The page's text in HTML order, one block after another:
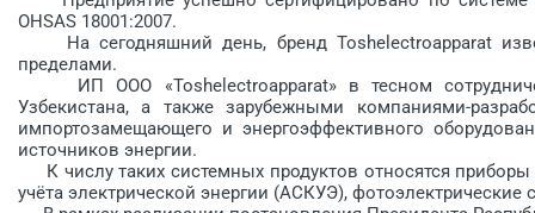
OHSAS 18001:2007.
На сегодняшний день, бренд Toshelectroapparat
пределами.
ИП ООО «Toshelectroapparat» в тесном
Узбекистана, а также зарубежными компаниями-
импортозамещающего и энергоэффективного
источников энергии.
К числу таких системных продуктов относятся
учёта электрической энергии (АСКУЭ), фотоэлектрические